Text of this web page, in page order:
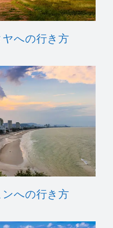
への行き方
への行き方